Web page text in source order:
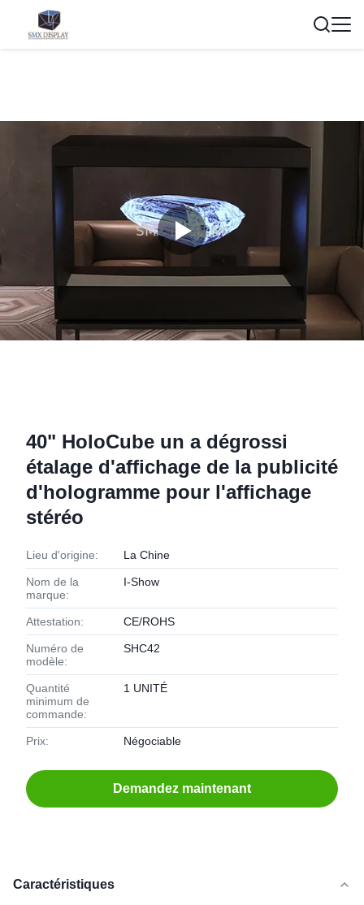
40" HoloCube un a dégrossi
étalage d'affichage de la publicité
d'hologramme pour l'affichage
stéréo
Lieu d'origine: La Chine
Nom de la
marque:
I-Show
Attestation: CE/ROHS
Numéro de
modèle:
SHC42
Quantité
minimum de
commande:
1 UNITÉ
Prix: Négociable
Demandez maintenant
Caractéristiques